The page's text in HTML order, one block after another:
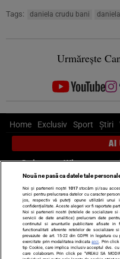
Tags: daniela crudu bani
Urmărește
Home Exclusiv Sport Știri
AI
Scrie-ne pe Whatsapp,
Știri interne
Ultimele stiri
Diete Insula
Echipa editorială
Termeni
Nouă ne pasă ca datele tale
Noi și partenerii noștri 1017stocăm și/sau
unici pentru prelucrarea datelor cu caracter
jos, respectiv vă puteți opune utilizării
confidențialitate. Aceste alegeri vor fi raportate
Noi si partenerii nostri (retelele de socializare
servicii de date analitice) prelucram date
continutul si anunturile publicitare afisate
functionalitati aferente retelelor de socializare
prevazute de art. 15-22 din GDPR in legatura
exercitate prin modalitatea indicataaici . Prin
tip Cookie, care implica inclusiv acceptul dvs.
care colaboram. Prin click pe “VREAU SA